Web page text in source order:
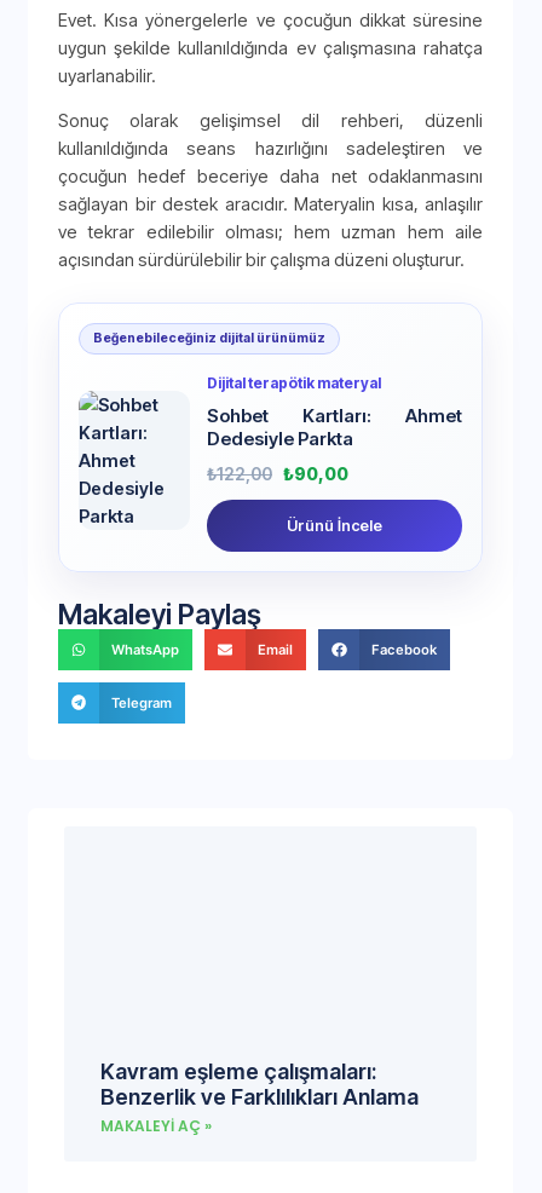
Evet. Kısa yönergelerle ve çocuğun dikkat süresine
uygun şekilde kullanıldığında ev çalışmasına rahatça
uyarlanabilir.
Sonuç olarak gelişimsel dil rehberi, düzenli
kullanıldığında seans hazırlığını sadeleştiren ve
çocuğun hedef beceriye daha net odaklanmasını
sağlayan bir destek aracıdır. Materyalin kısa, anlaşılır
ve tekrar edilebilir olması; hem uzman hem aile
açısından sürdürülebilir bir çalışma düzeni oluşturur.
Beğenebileceğiniz dijital ürünümüz
Dijital terapötik materyal
Sohbet Kartları: Ahmet
Dedesiyle Parkta
₺122,00 ₺90,00
Ürünü İncele
Makaleyi Paylaş
WhatsApp Email Facebook
Telegram
Kavram eşleme çalışmaları:
Benzerlik ve Farklılıkları Anlama
MAKALEYI AÇ »